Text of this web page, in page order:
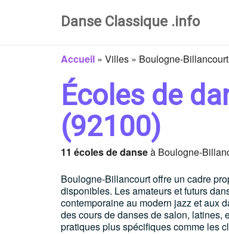
Danse Classique .info
Accueil » Villes » Boulogne-Billancourt
Écoles de
(92100)
11 écoles de danseà Boulogne-
Boulogne-Billancourt offre un cadre
disponibles. Les amateurs et futurs
contemporaine au modern jazz et aux
des cours de danses de salon, latines,
pratiques plus spécifiques comme les